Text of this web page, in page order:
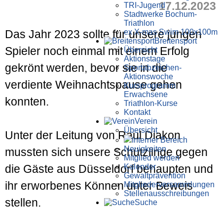
TRI-Jugend
Stadtwerke Bochum-
Triathlon
ex X-mas Swim 100x100m
Breiten­sport
Übersicht
Aktionstage
Sportabzeichen-
Aktionswoche
Kursprogramm
Erwachsene
Triathlon-Kurse
Kontakt
Verein
Übersicht
Interner Bereich
Neuigkeiten
Mitglied werden
Kalender
Gewaltprävention
Mitglieder­versammlungen
Stellen­aus­schrei­bungen
Suche
17.12.2023
Das Jahr 2023 sollte für unsere jungen
Spieler noch einmal mit einem Erfolg
gekrönt werden, bevor sie in die
verdiente Weihnachtspause gehen
konnten.
Unter der Leitung von Raul Diakon
mussten sich unsere Schützlinge gegen
die Gäste aus Düsseldorf behaupten und
ihr erworbenes Können unter Beweis
stellen.